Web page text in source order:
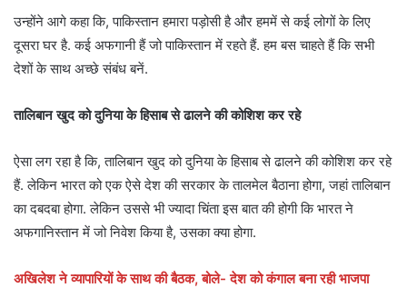
उन्होंने आगे कहा कि, पाकिस्तान हमारा पड़ोसी है और हममें से कई लोगों के लिए
दूसरा घर है. कई अफगानी हैं जो पाकिस्तान में रहते हैं. हम बस चाहते हैं कि सभी
देशों के साथ अच्छे संबंध बनें.
तालिबान खुद को दुनिया के हिसाब से ढालने की कोशिश कर रहे
ऐसा लग रहा है कि, तालिबान खुद को दुनिया के हिसाब से ढालने की कोशिश कर रहे
हैं. लेकिन भारत को एक ऐसे देश की सरकार के तालमेल बैठाना होगा, जहां तालिबान
का दबदबा होगा. लेकिन उससे भी ज्यादा चिंता इस बात की होगी कि भारत ने
अफगानिस्तान में जो निवेश किया है, उसका क्या होगा.
अखिलेश ने व्यापारियों के साथ की बैठक, बोले- देश को कंगाल बना रही भाजपा